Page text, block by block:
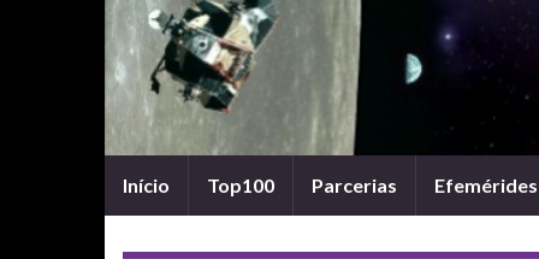
Início Top100 Parcerias Efemérides